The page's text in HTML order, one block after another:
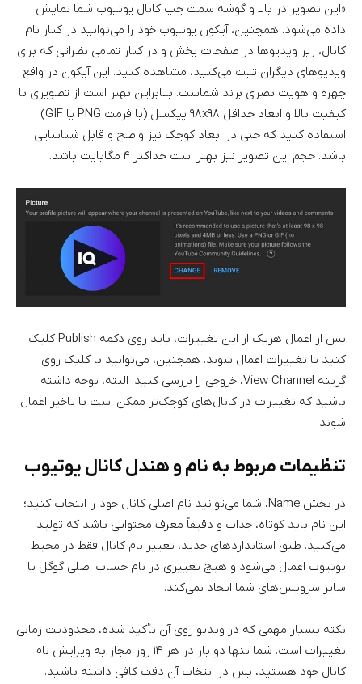
«این تصویر در بالا و گوشه سمت چپ کانال یوتیوب شما نمایش
داده می‌شود. همچنین، آیکون یوتیوب خود را می‌توانید در کنار نام
کانال، زیر ویدیوها در صفحات پخش و در کنار تمامی نظراتی که برای
ویدیوهای دیگران ثبت می‌کنید، مشاهده کنید. این آیکون در واقع
چهره و هویت بصری برند شماست. بنابراین بهتر است از تصویری با
کیفیت بالا و ابعاد حداقل ۹۸x۹۸ پیکسل (با فرمت PNG یا GIF)
استفاده کنید که حتی در ابعاد کوچک نیز واضح و قابل شناسایی
باشد. حجم این تصویر نیز بهتر است حداکثر ۴ مگابایت باشد.
پس از اعمال هریک از این تغییرات، باید روی دکمه Publish کلیک
کنید تا تغییرات اعمال شوند. همچنین، می‌توانید با کلیک روی
گزینه View Channel، خروجی را بررسی کنید. البته، توجه داشته
باشید که تغییرات در کانال‌‌های کوچک‌تر ممکن است با تاخیر اعمال
شوند.
تنظیمات مربوط به نام و هندل کانال یوتیوب
در بخش Name، شما می‌توانید نام اصلی کانال خود را انتخاب کنید؛
این نام باید کوتاه، جذاب و دقیقاً معرف محتوایی باشد که تولید
می‌کنید. طبق استانداردهای جدید، تغییر نام کانال فقط در محیط
یوتیوب اعمال می‌شود و هیچ تغییری در نام حساب اصلی گوگل یا
سایر سرویس‌های شما ایجاد نمی‌کند.
نکته بسیار مهمی که در ویدیو روی آن تأکید شده، محدودیت زمانی
تغییرات است. شما تنها دو بار در هر ۱۴ روز مجاز به ویرایش نام
کانال خود هستید، پس در انتخاب آن دقت کافی داشته باشید.